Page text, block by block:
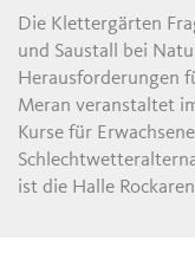
Die Klettergärten
und Saustall bei
Herausforderungen
Meran veranstaltet
Kurse für
ist die Halle